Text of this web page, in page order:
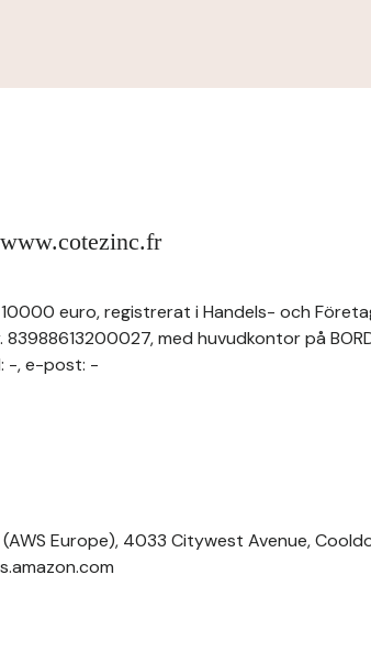
10000 euro, registrerat i Handels- och
83988613200027, med huvudkontor på
-, e-post: -
(AWS Europe), 4033 Citywest Avenue,